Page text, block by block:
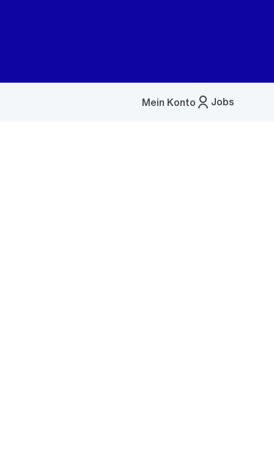
Jobs
Mein Konto
Menü